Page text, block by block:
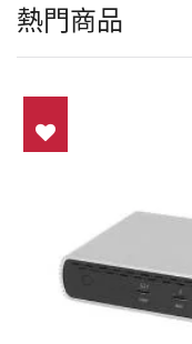
熱門商品